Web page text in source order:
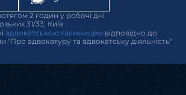
Юридичні
за версією
Публікації
таємниця в Україні:
2 годин у робочі дні
31/33, Київ
адвокатською таємницею відповідно до
"Про адвокатуру та адвокатську діяльність"